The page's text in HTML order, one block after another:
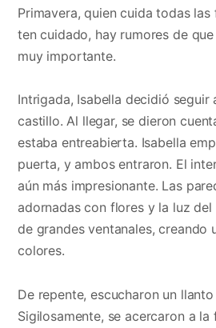
Primavera, quien cuida todas
ten cuidado, hay rumores de
muy importante.
Intrigada, Isabella decidió seguir
castillo. Al llegar, se dieron
estaba entreabierta. Isabella
puerta, y ambos entraron. El
aún más impresionante. Las
adornadas con flores y la luz
de grandes ventanales, creando
colores.
De repente, escucharon un llanto
Sigilosamente, se acercaron a